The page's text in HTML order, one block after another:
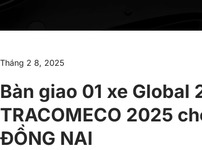
Tháng 2 8, 2025
Bàn giao 01 xe Global
TRACOMECO 2025
ĐỒNG NAI